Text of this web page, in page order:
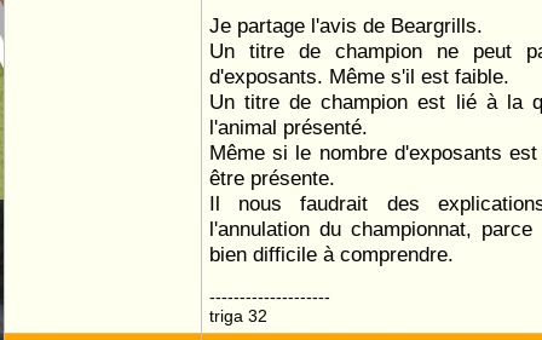
Je partage l'avis de Beargrills.
Un titre de champion ne peut
d'exposants. Même s'il est faible.
Un titre de champion est lié à la
l'animal présenté.
Même si le nombre d'exposants
être présente.
Il nous faudrait des
l'annulation du championnat,
bien difficile à comprendre.
--------------------
triga 32